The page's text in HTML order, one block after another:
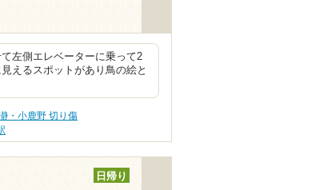
左側エレベーターに乗って2
えるスポットがあり鳥の絵と
・小鹿野 切り傷
日帰り